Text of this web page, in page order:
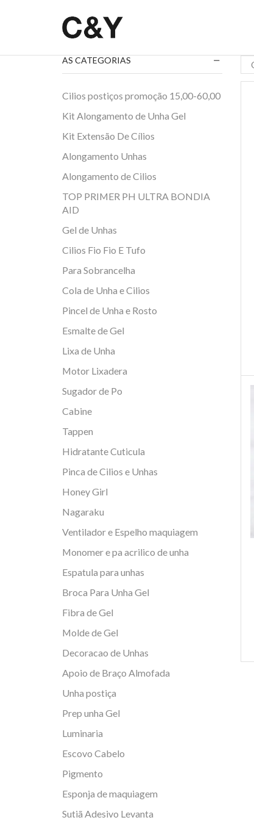
AS CATEGORIAS
Cilios postiços promoção 15,00-60,00
Kit Alongamento de Unha Gel
Kit Extensão De Cílios
Alongamento Unhas
Alongamento de Cilios
TOP PRIMER PH ULTRA BONDIA
AID
Gel de Unhas
Cilios Fio Fio E Tufo
Para Sobrancelha
Cola de Unha e Cilios
Pincel de Unha e Rosto
Esmalte de Gel
Lixa de Unha
Motor Lixadera
Sugador de Po
Cabine
Tappen
Hidratante Cuticula
Pinca de Cilios e Unhas
Honey Girl
Nagaraku
Ventilador e Espelho maquiagem
Monomer e pa acrilico de unha
Espatula para unhas
Broca Para Unha Gel
Fibra de Gel
Molde de Gel
Decoracao de Unhas
Apoio de Braço Almofada
Unha postiça
Prep unha Gel
Luminaria
Escovo Cabelo
Pigmento
Esponja de maquiagem
Sutiã Adesivo Levanta